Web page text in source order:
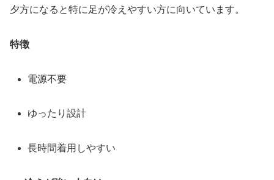
夕方になると特に足が冷えやすい方に向いています。
特徴
電源不要
ゆったり設計
長時間着用しやすい